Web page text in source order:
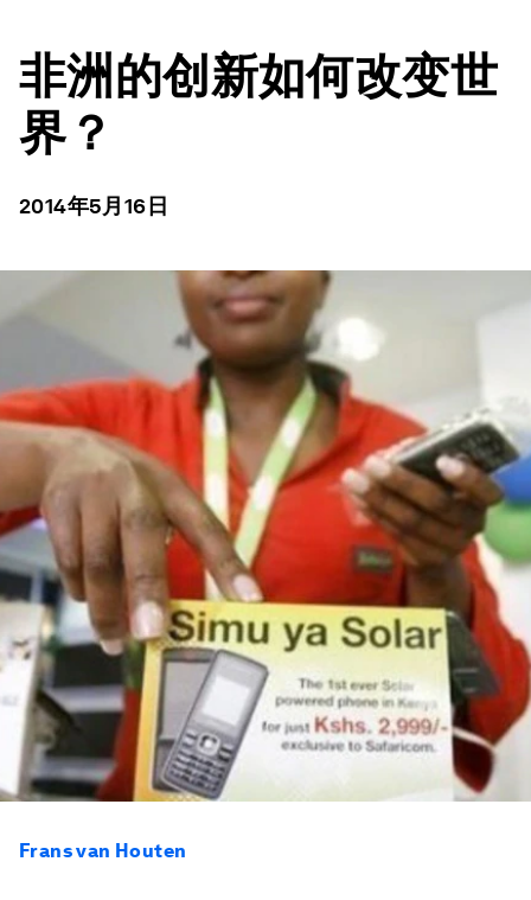
非洲的创新如何改变世
界？
2014年5月16日
Frans van Houten